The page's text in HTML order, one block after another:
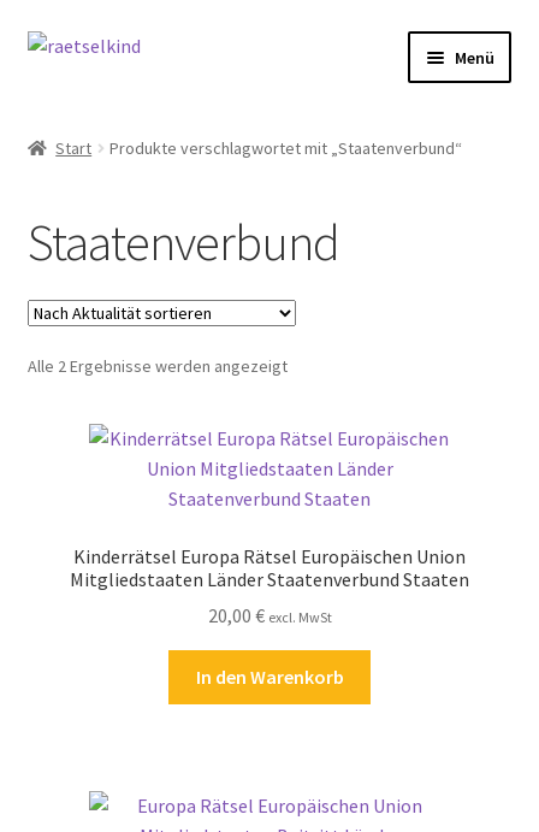
Zur
Zum
Menü
Cookie-Richtlinie (EU)
Datenschutzbelehrung
Echtheit von Bewertungen
Kasse
Start Produkte verschlagwortet mit „Staatenverbund“
Staatenverbund
Alle 2 Ergebnisse werden angezeigtNach
Kinderrätsel Europa Rätsel Europäischen Union
Mitgliedstaaten Länder Staatenverbund Staaten
20,00 € excl. MwSt
In den Warenkorb